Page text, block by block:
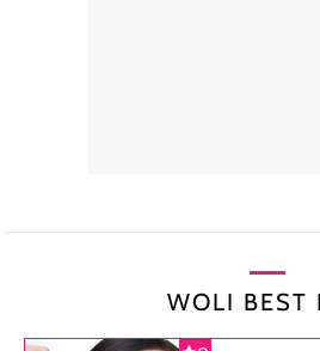
WOLI BEST